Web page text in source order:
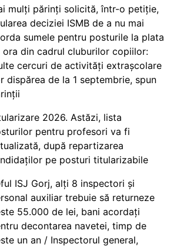
mulți părinți solicită, într-o petiție,
deciziei ISMB de a nu mai
sumele pentru posturile la plata
ora din cadrul cluburilor copiilor:
cercuri de activități extrașcolare
dispărea de la 1 septembrie, spun
2026. Astăzi, lista
pentru profesori va fi
după repartizarea
pe posturi titularizabile
ISJ Gorj, alți 8 inspectori și
auxiliar trebuie să returneze
55.000 de lei, bani acordați
decontarea navetei, timp de
un an / Inspectorul general,